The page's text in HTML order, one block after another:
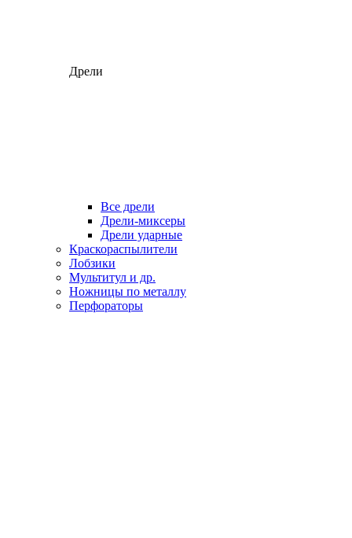
Дрели
Все дрели
Дрели-миксеры
Дрели ударные
Краскораспылители
Лобзики
Мультитул и др.
Ножницы по металлу
Перфораторы